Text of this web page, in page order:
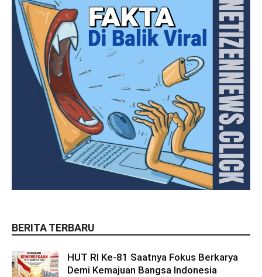
BERITA TERBARU
HUT RI Ke-81 Saatnya Fokus Berkarya
Demi Kemajuan Bangsa Indonesia